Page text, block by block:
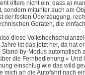
öfters nicht ein, dass a)
sondern mitunter auch am
der festen Überzeugung,
Geräten, die
diese
Jahre ist das jetzt her, da hat
Stand-by-Modus
die Fernbedienung.« Und
einschlug wie das wild
mich an die Autofahrt nach